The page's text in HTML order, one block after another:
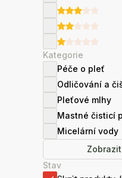
Kategorie
Péče o pleť
Odličování a
Pleťové mlhy
Mastné čisticí
Micelární vody
Stav